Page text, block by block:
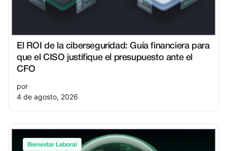
El ROI de la ciberseguridad: Guía financiera para
que el CISO justifique el presupuesto ante el
CFO
por
4 de agosto, 2026
Bienestar Laboral